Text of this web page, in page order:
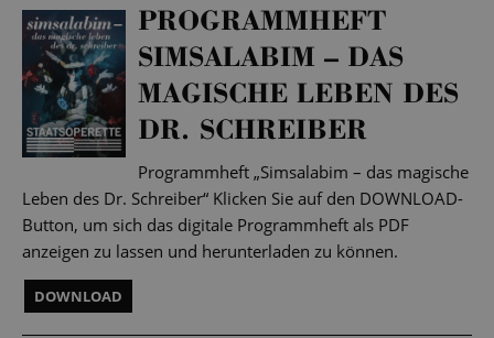
PROGRAMMHEFT
SIMSALABIM – DAS
MAGISCHE LEBEN DES
DR. SCHREIBER
Programmheft „Simsalabim – das magische
Leben des Dr. Schreiber“ Klicken Sie auf den DOWNLOAD-
Button, um sich das digitale Programmheft als PDF
anzeigen zu lassen und herunterladen zu können.
DOWNLOAD